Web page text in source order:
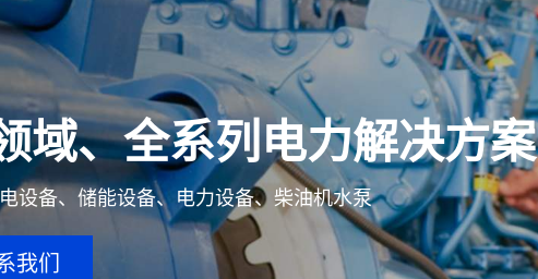
域、全系列电力解决方案
设备、储能设备、电力设备、柴油机水泵
我们